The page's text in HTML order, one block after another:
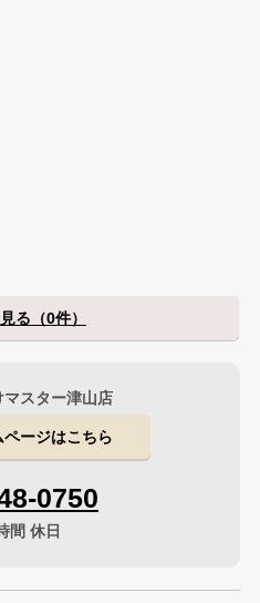
る（0件）
スター津山店
ージはこちら
0750
間 休日